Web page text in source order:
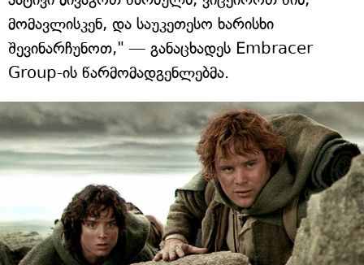
მომავლისკენ, და საუკეთესო ხარისხი
შევინარჩუნოთ," — განაცხადეს Embracer
Group-ის წარმომადგენლებმა.